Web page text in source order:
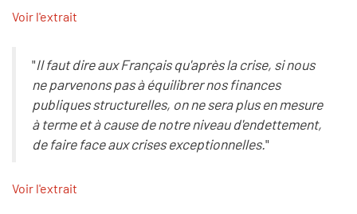
Voir l'extrait
"Il faut dire aux Français qu'après la crise, si nous
ne parvenons pas à équilibrer nos finances
publiques structurelles, on ne sera plus en mesure
à terme et à cause de notre niveau d'endettement,
de faire face aux crises exceptionnelles."
Voir l'extrait